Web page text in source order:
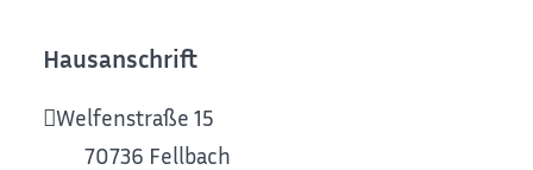
Hausanschrift
Welfenstraße 15
70736 Fellbach